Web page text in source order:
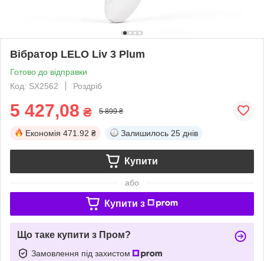
Вібратор LELO Liv 3 Plum
Готово до відправки
Код: SX2562
Роздріб
5 427,08 ₴ 5 899 ₴
Економія 471.92 ₴ Залишилось 25 днів
Купити
або
Купити з
Що таке купити з Пром?
Замовлення під захистом